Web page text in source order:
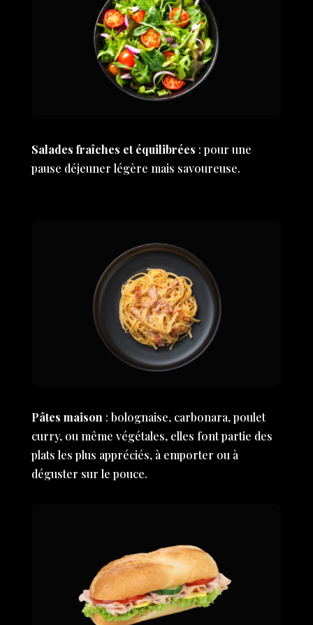
Salades fraîches et équilibrées : pour une
pause déjeuner légère mais savoureuse.
Pâtes maison: bolognaise, carbonara, poulet
curry, ou même végétales, elles font partie des
plats les plus appréciés, à emporter ou à
déguster sur le pouce.